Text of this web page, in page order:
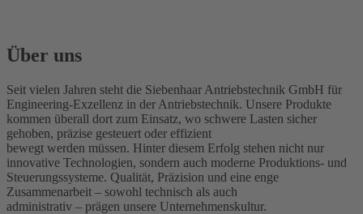
Über uns
Seit vielen Jahren steht die Siebenhaar Antriebstechnik GmbH für
Engineering-Exzellenz in der Antriebstechnik. Unsere Produkte
kommen überall dort zum Einsatz, wo schwere Lasten sicher
gehoben, präzise gesteuert oder effizient
bewegt werden müssen. Hinter diesem Erfolg stehen nicht nur
innovative Technologien, sondern auch moderne Produktions- und
Steuerungssysteme. Qualität, Präzision und eine enge
Zusammenarbeit – sowohl technisch als auch
administrativ – prägen unsere Unternehmenskultur.